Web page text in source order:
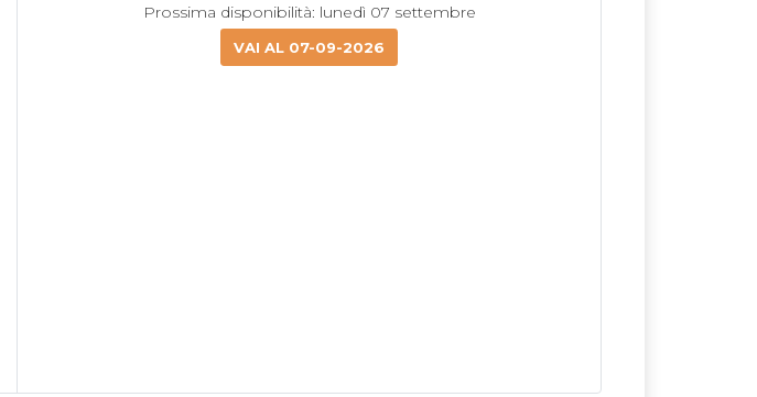
Prossima disponibilità: lunedì 07 settembre
VAI AL 07-09-2026